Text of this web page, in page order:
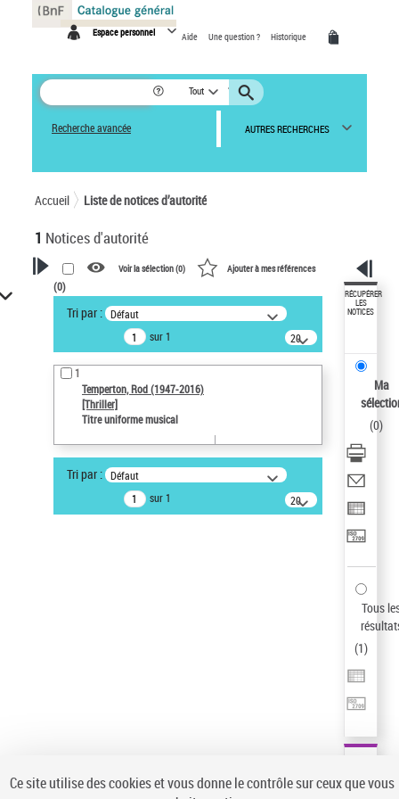
Espace personnel Aide Une question ? Historique
Tout
Recherche avancée AUTRES RECHERCHES
Accueil Liste de notices d’autorité
1 Notices d'autorité
VOTRE RECHERCHE
Recherche avancée dans les
notices d’autorité
Œuvres liées à l'auteur :
Temperton, Rod (1947-2016)
Statut de la notice d’autorité
Notice élémentaire
Auteur d’œuvre
Voir la sélection (0) Ajouter à mes références
(0)
Tri par : Défaut
sur 1
20
résultats/page
1
Temperton, Rod (1947-2016)
[Thriller]
Titre uniforme musical
Tri par : Défaut
sur 1
20
résultats/page
RÉCUPÉRER
LES
NOTICES
Ma
(0)
Tous
(1)
Panneau de gestion des cookies
Ce site utilise des cookies et vous donne le contrôle sur ceux que vous